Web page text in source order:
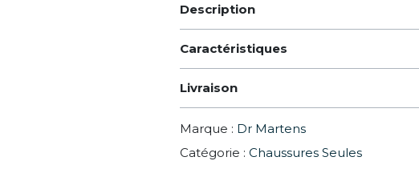
Description
Caractéristiques
Livraison
Marque : Dr Martens
Catégorie : Chaussures Seules